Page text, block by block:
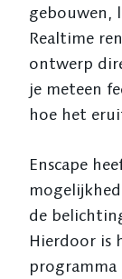
gebouwen,
Realtime
ontwerp
je meteen
hoe het
Enscape
de
Hierdoor is